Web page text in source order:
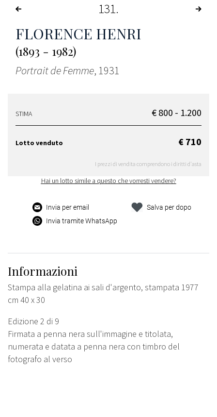
131
FLORENCE HENRI
(1893 - 1982)
Portrait de Femme, 1931
STIMA € 800 - 1.200
Lotto venduto € 710
I prezzi di vendita comprendono i diritti d'asta
Hai un lotto simile a questo che vorresti vendere?
Invia per email
Invia tramite WhatsApp
Salva per dopo
Informazioni
Stampa alla gelatina ai sali d'argento, stampata 1977
cm 40 x 30
Edizione 2 di 9
Firmata a penna nera sull'immagine e titolata,
numerata e datata a penna nera con timbro del
fotografo al verso